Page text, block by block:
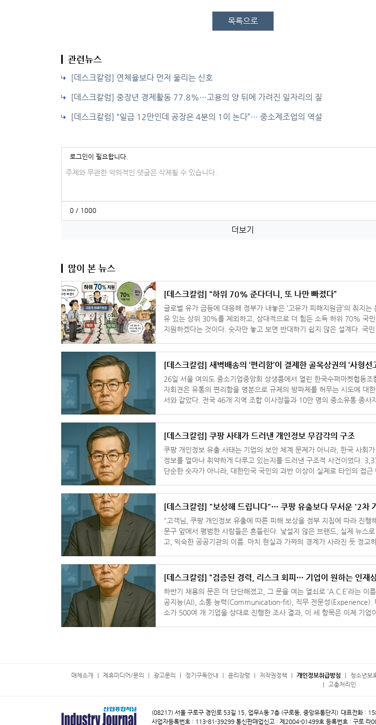
목록으로
관련뉴스
[데스크칼럼] 연체율보다 먼저 울리는 신호
[데스크칼럼] 중장년 경제활동 77.8%…고용의 양 뒤에 가려진 일자리의 질
[데스크칼럼] “일급 12만인데 공장은 4분의 1이 논다”… 중소제조업의 역설
로그인이 필요합니다.
댓글입력
0 / 1000
더보기
많이 본 뉴스
[데스크칼럼] “하위 70% 준다더니, 또 나만 빠졌다”
글로벌 유가 급등에 대응해 정부가 내놓은 ‘고유가 피해지원금’의 취지는
유 있는 상위 30%를 제외하고, 상대적으로 더 힘든 소득 하위 70% 국민
지원하겠다는 것이다. 숫자만 놓고 보면 반대하기 쉽지 않은 설계다. 국
[데스크칼럼] 새벽배송의 ‘편리함’이 결제한 골목상권의 ‘사형선
26일 서울 여의도 중소기업중앙회 상생룸에서 열린 한국수퍼마켓협동조
자회견은 유통의 편리함을 명분으로 규제의 방파제를 허무는 시도에 대한
서와 같았다. 전국 46개 지역 조합 이사장들과 10만 명의 중소유통 종사
[데스크칼럼] 쿠팡 사태가 드러낸 개인정보 무감각의 구조
쿠팡 개인정보 유출 사태는 기업의 보안 체계 문제가 아니라, 한국 사회가
정보를 얼마나 취약하게 다루고 있는지를 드러낸 구조적 사건이었다.
단순한 숫자가 아니라, 대한민국 국민의 과반 이상이 실제로 타인의 접근
[데스크칼럼] "보상해 드립니다"… 쿠팡 유출보다 무서운 '2차
"고객님, 쿠팡 개인정보 유출에 따른 피해 보상을 정부 지침에 따라 진행해
문구 앞에서 평범한 사람들은 흔들린다. 낯설지 않은 브랜드, 실제 뉴스
고, 익숙한 공공기관의 이름. 마치 현실과 가짜의 경계가 사라진 듯 정교
[데스크칼럼] “검증된 경력, 리스크 회피… 기업이 원하는 인재
하반기 채용의 문은 더 단단해졌고, 그 문을 여는 열쇠로 ‘A.C.E’라는 이
공지능(AI), 소통 능력(Communication-fit), 직무 전문성(Experience).
소가 500여 개 기업을 상대로 진행한 조사 결과, 이 세 항목은 이제 기업
매체소개 제휴미디어/문의 광고문의 정기구독안내 윤리강령 저작권정책 개인정보취급방침 청소년보
고충처리인
(08217) 서울 구로구 경인로 53길 15, 업무A동 7층 (구로동, 중앙유통단지) 대표전화 :
사업자등록번호 : 113-81-39299 통신판매업신고 : 제2004-01499호 등록번호 : 구로 라